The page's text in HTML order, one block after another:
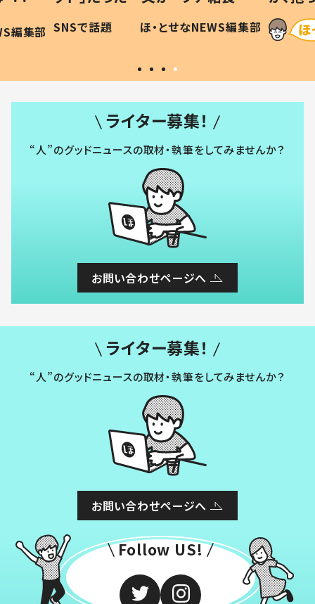
編集部
作り続ける理由とは #令和の親
#令和の子
SNSで話題 ほ・とせなNEWS編集部 「涙が
い」
ライター募集！
“人”のグッドニュースの取材・執筆をしてみませんか？
お問い合わせページへ
ライター募集！
“人”のグッドニュースの取材・執筆をしてみませんか？
お問い合わせページへ
Follow US!